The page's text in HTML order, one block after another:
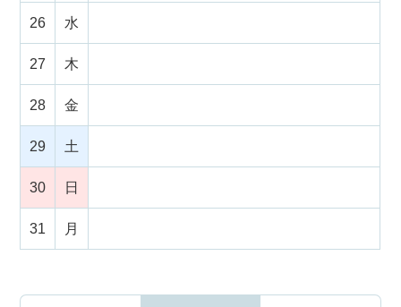
26 水
27 木
28 金
29 土
30 日
31 月